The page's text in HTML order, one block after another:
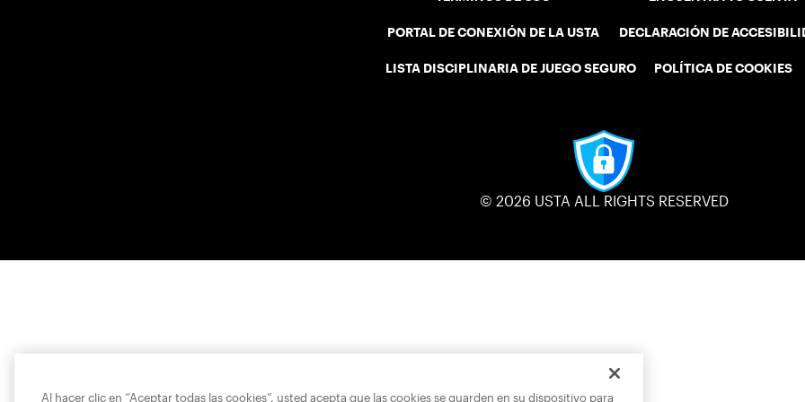
PORTAL DE CONEXIÓN DE LA USTA
LISTA DISCIPLINARIA DE JUEGO SEGURO
DECLARACIÓN DE
POLÍTICA DE COOKIES
© 2026 USTA ALL RIGHTS RESERVED
Al hacer clic en “Aceptar todas las cookies”, usted acepta que las cookies se guarden en su dispositivo para